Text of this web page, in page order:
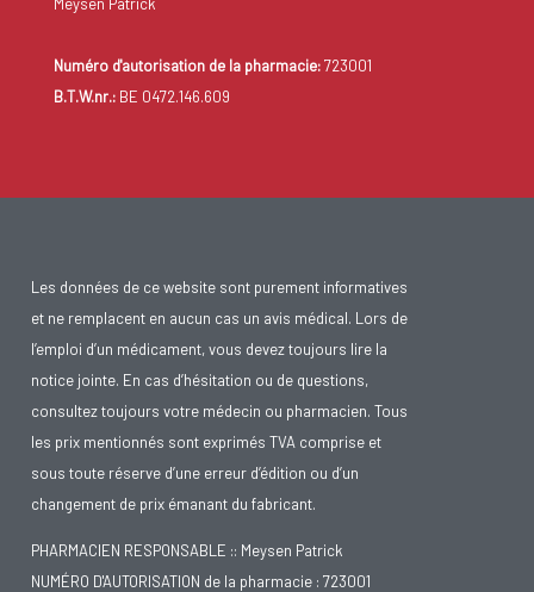
Meysen Patrick
Numéro d'autorisation de la pharmacie:723001
B.T.W.nr.:BE 0472.146.609
Les données de ce website sont purement informatives
et ne remplacent en aucun cas un avis médical. Lors de
l’emploi d’un médicament, vous devez toujours lire la
notice jointe. En cas d’hésitation ou de questions,
consultez toujours votre médecin ou pharmacien. Tous
les prix mentionnés sont exprimés TVA comprise et
sous toute réserve d’une erreur d’édition ou d’un
changement de prix émanant du fabricant.
PHARMACIEN RESPONSABLE :: Meysen Patrick
NUMÉRO D'AUTORISATION de la pharmacie : 723001